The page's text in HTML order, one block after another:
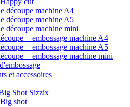
découpe machine A4
découpe machine A5
découpe machine mini
+ embossage machine A4
+ embossage machine A5
+ embossage machine mini
et accessoires
Shot Sizzix
shot